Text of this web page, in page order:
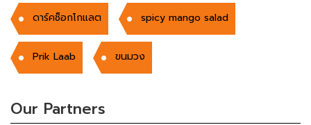
ดาร์คช็อกโกแลต spicy mango salad
Prik Laab ขนมวง
Our Partners